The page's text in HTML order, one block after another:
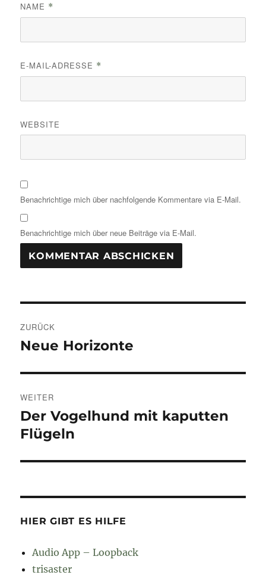
NAME *
E-MAIL-ADRESSE *
WEBSITE
Benachrichtige mich über nachfolgende Kommentare via E-Mail.
Benachrichtige mich über neue Beiträge via E-Mail.
ZURÜCK
Vorheriger
Neue Horizonte
WEITER
Nächster
Beitrag:
Der Vogelhund mit kaputten
Flügeln
HIER GIBT ES HILFE
Audio App – Loopback
trisaster